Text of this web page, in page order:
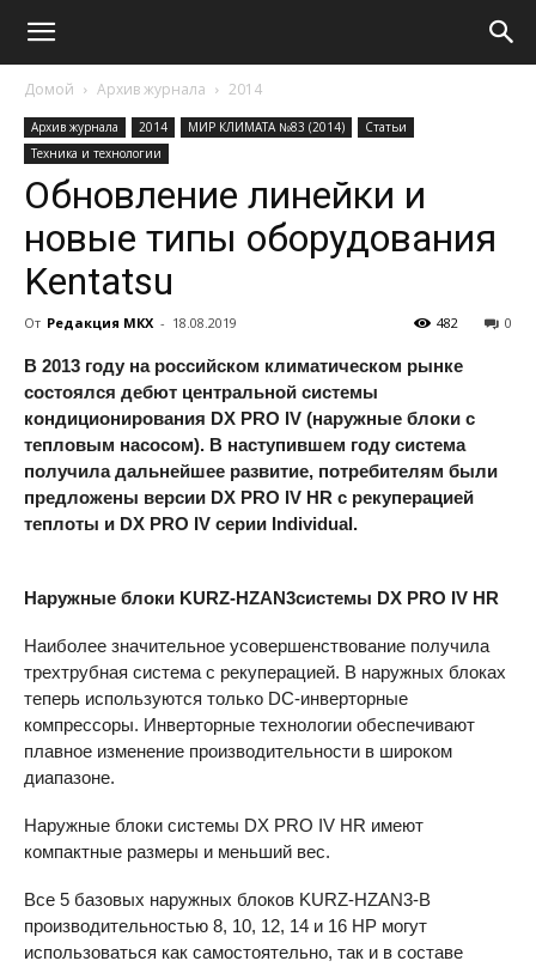
Домой Архив журнала 2014
Архив журнала 2014 МИР КЛИМАТА №83 (2014)
Статьи
Техника и технологии
Обновление линейки и
новые типы оборудования
Kentatsu
От Редакция МКХ - 18.08.2019 0
482
В 2013 году на российском климатическом рынке
состоялся дебют центральной системы
кондиционирования DX PRO IV (наружные блоки с
тепловым насосом). В наступившем году система
получила дальнейшее развитие, потребителям были
предложены версии DX PRO IV HR с рекуперацией
теплоты и DX PRO IV серии Individual.
Наружные блоки KURZ-HZAN3системы DX PRO IV HR
Наиболее значительное усовершенствование получила
трехтрубная система с рекуперацией. В наружных блоках
теперь используются только DC-инверторные
компрессоры. Инверторные технологии обеспечивают
плавное изменение производительности в широком
диапазоне.
Наружные блоки системы DX PRO IV HR имеют
компактные размеры и меньший вес.
Все 5 базовых наружных блоков KURZ-HZAN3-B
производительностью 8, 10, 12, 14 и 16 HР могут
использоваться как самостоятельно, так и в составе